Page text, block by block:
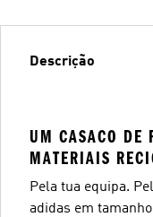
Descrição
UM CASACO DE
MATERIAIS
Pela tua equipa.
adidas em